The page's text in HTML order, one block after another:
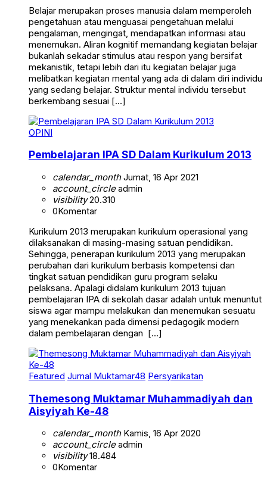
Belajar merupakan proses manusia dalam memperoleh
pengetahuan atau menguasai pengetahuan melalui
pengalaman, mengingat, mendapatkan informasi atau
menemukan. Aliran kognitif memandang kegiatan belajar
bukanlah sekadar stimulus atau respon yang bersifat
mekanistik, tetapi lebih dari itu kegiatan belajar juga
melibatkan kegiatan mental yang ada di dalam diri individu
yang sedang belajar. Struktur mental individu tersebut
berkembang sesuai […]
OPINI
Pembelajaran IPA SD Dalam Kurikulum 2013
calendar_monthJumat, 16 Apr 2021
account_circleadmin
visibility20.310
0Komentar
Kurikulum 2013 merupakan kurikulum operasional yang
dilaksanakan di masing-masing satuan pendidikan.
Sehingga, penerapan kurikulum 2013 yang merupakan
perubahan dari kurikulum berbasis kompetensi dan
tingkat satuan pendidikan guru program selaku
pelaksana. Apalagi didalam kurikulum 2013 tujuan
pembelajaran IPA di sekolah dasar adalah untuk menuntut
siswa agar mampu melakukan dan menemukan sesuatu
yang menekankan pada dimensi pedagogik modern
dalam pembelajaran dengan […]
Featured Jurnal Muktamar48 Persyarikatan
Themesong Muktamar Muhammadiyah dan
Aisyiyah Ke-48
calendar_monthKamis, 16 Apr 2020
account_circleadmin
visibility18.484
0Komentar